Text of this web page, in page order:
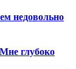
недовольно
глубоко